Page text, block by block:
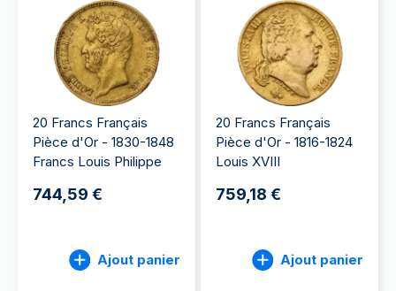
20 Francs Français
Pièce d'Or - 1830-1848
Francs Louis Philippe
744,59 €
Ajout panier
20 Francs Français
Pièce d'Or - 1816-1824
Louis XVIII
759,18 €
Ajout panier